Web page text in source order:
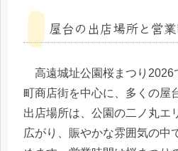
屋台の出店場所と営
高遠城址公園桜まつり2026
町商店街を中心に、多くの屋
出店場所は、公園の二ノ丸エ
広がり、賑やかな雰囲気の中